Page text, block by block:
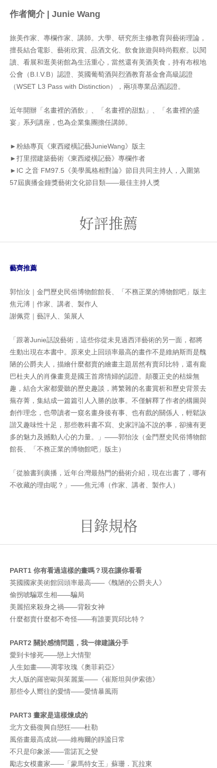
作者簡介 | Junie Wang
旅美作家、專欄作家、講師。大學、研究所主修教育與藝術理論，
擅長結合電影、藝術欣賞、品酒文化、飲食旅遊與時尚觀察。以閱
讀、看展和逛美術館為生活重心，當然還有美酒美食，持有布根地
公會（B.I.V.B）認證、英國葡萄酒與烈酒教育基金會高級認證
（WSET L3 Pass with Distinction），兩項專業品酒認證。
近年開辦「名畫裡的酒飲」、「名畫裡的甜點」、「名畫裡的盛
宴」系列講座，也為企業集團擔任講師。
►粉絲專頁《東西縱橫記藝JunieWang》版主
►打里摺建築藝術《東西縱橫記藝》專欄作者
►IC 之音 FM97.5《美學風格相對論》節目共同主持人，入圍第
57屆廣播金鐘獎藝術文化節目類——最佳主持人獎
好評推薦
藝齊推薦
郭怡汝｜金門歷史民俗博物館館長、「不務正業的博物館吧」版主
焦元溥｜作家、講者、製作人
謝佩霓｜藝評人、策展人
「跟著Junie話說藝術，這些你從未見過西洋藝術的另一面，都將
生動出現在本書中。原來史上回頭率最高的畫作不是維納斯而是醜
陋的公爵夫人，描繪什麼都賣的繪畫主題居然有賣邱比特，還有龐
巴杜夫人的肖像畫竟是國王首席情婦的認證。顛覆正史的枯燥無
趣，結合大家都愛聽的歷史趣談，將繁雜的名畫賞析和歷史背景去
蕪存菁，集結成一篇篇引人入勝的故事。不僅解釋了作者的構圖與
創作理念，也帶讀者一窺名畫身後有事、也有戲的關係人，輕鬆詼
諧又趣味性十足，那些教科書不寫、史家評論不說的事，卻擁有更
多的魅力及撼動人心的力量。」——郭怡汝（金門歷史民俗博物館
館長、「不務正業的博物館吧」版主）
「從臉書到廣播，近年台灣最熱門的藝術介紹，現在出書了，哪有
不收藏的理由呢？」——焦元溥（作家、講者、製作人）
目錄規格
PART1 你有看過這樣的畫嗎？現在讓你看看
英國國家美術館回頭率最高——《醜陋的公爵夫人》
偷拐唬騙眾生相——騙局
美麗招來殺身之禍——背殺女神
什麼都賣什麼都不奇怪——有誰要買邱比特？
PART2 關於感情問題，我一律建議分手
愛到卡慘死——戀上大情聖
人生如畫——凋零玫瑰《奧菲莉亞》
大人版的羅密歐與茱麗葉——《崔斯坦與伊索德》
那些令人嚮往的愛情——愛情暴風雨
PART3 畫家是這樣煉成的
北方文藝復興自戀狂——杜勒
風俗畫最高成就——維梅爾的靜謐日常
不只是印象派——雷諾瓦之變
勵志女模畫家——「蒙馬特女王」蘇珊．瓦拉東